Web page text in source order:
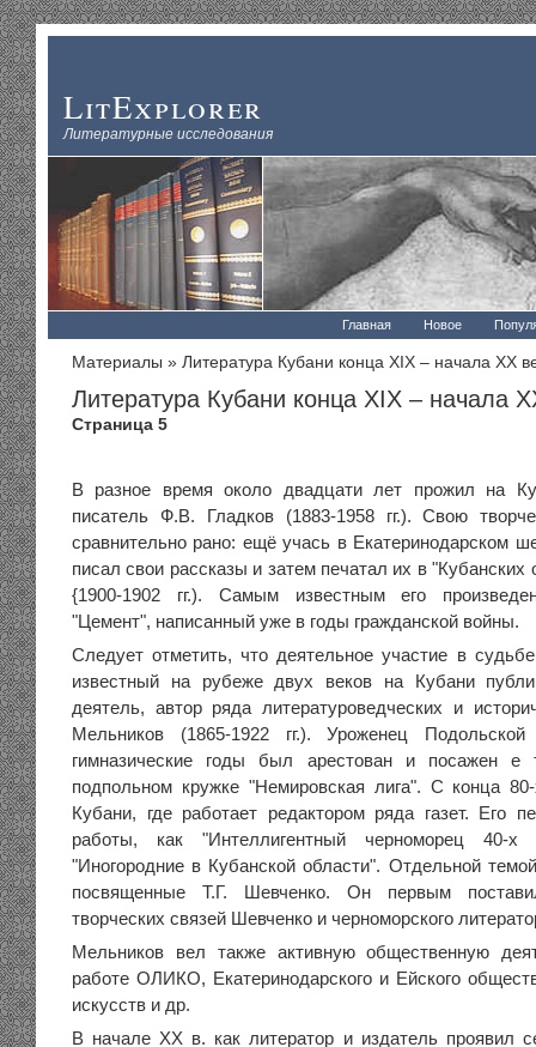
LitExplorer
Литературные исследования
Главная Новое
Материалы » Литература Кубани конца XIX – начала XX
Литература Кубани конца XIX – начала
Страница 5
В разное время около двадцати лет прожил на
писатель Ф.В. Гладков (1883-1958 гг.). Свою
сравнительно рано: ещё учась в Екатеринодарском
писал свои рассказы и затем печатал их в "Кубанских
{1900-1902 гг.). Самым известным его
"Цемент", написанный уже в годы гражданской войны.
Следует отметить, что деятельное участие в
известный на рубеже двух веков на Кубани
деятель, автор ряда литературоведческих и
Мельников (1865-1922 гг.). Уроженец
гимназические годы был арестован и посажен
подпольном кружке "Немировская лига". С конца
Кубани, где работает редактором ряда газет. Его
работы, как "Интеллигентный черноморец 40-х
"Иногородние в Кубанской области". Отдельной
посвященные Т.Г. Шевченко. Он первым
творческих связей Шевченко и черноморского
Мельников вел также активную общественную
работе ОЛИКО, Екатеринодарского и Ейского
искусств и др.
В начале XX в. как литератор и издатель проявил